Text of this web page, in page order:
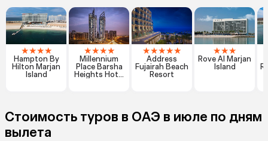
★★★★
Hampton By
Hilton Marjan
Island
★★★★
Millennium
Place Barsha
Heights Hotel
★★★★★
Address
Fujairah Beach
Resort
★★★
Rove Al Marjan
Island
Стоимость туров в ОАЭ в июле по дням
вылета